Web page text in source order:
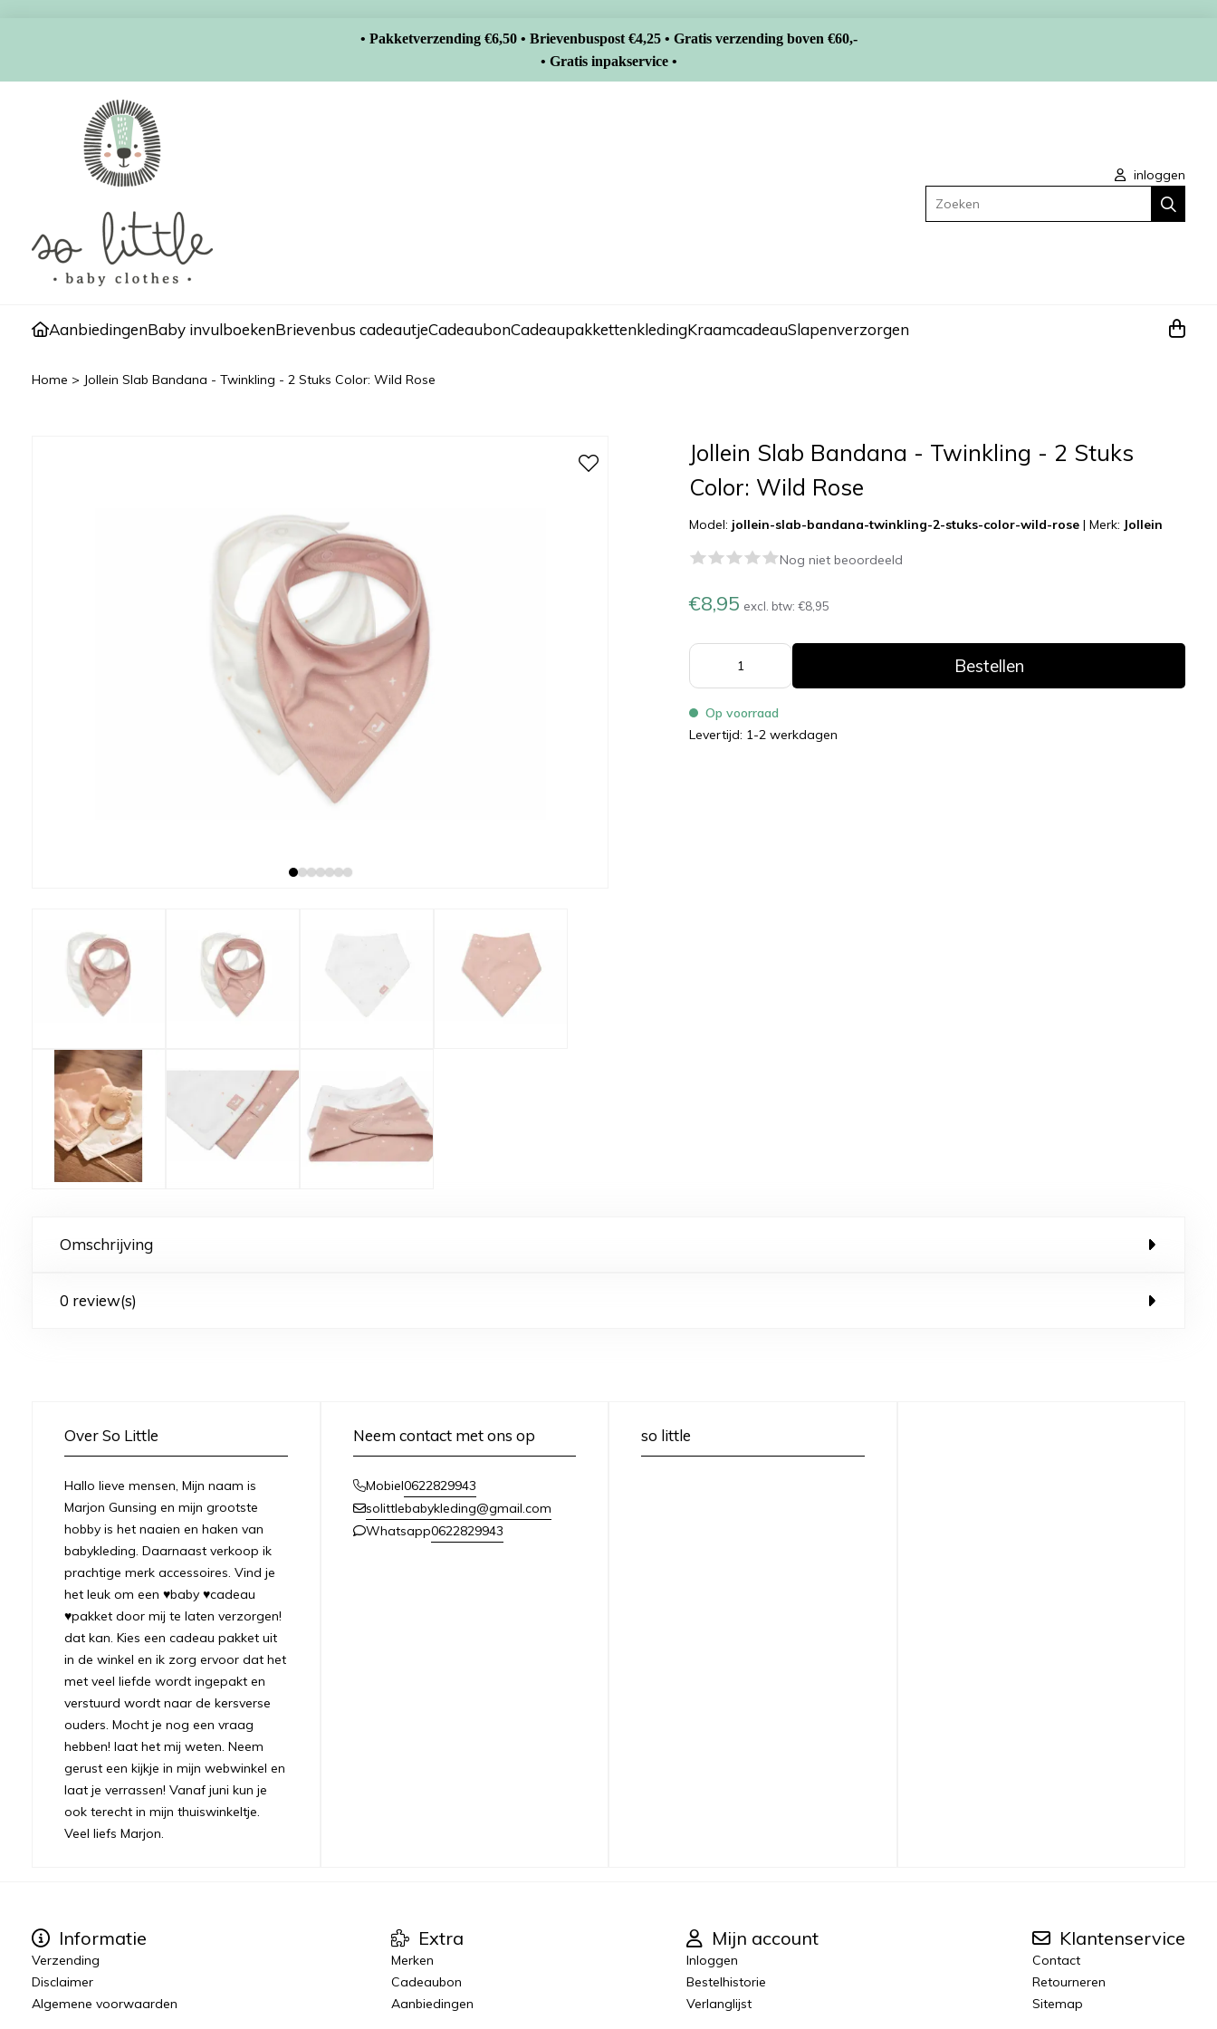
• Pakketverzending €6,50 • Brievenbuspost €4,25 • Gratis verzending boven €60,-
• Gratis inpakservice •
inloggen
Zoeken
AanbiedingenBaby invulboekenBrievenbus cadeautjeCadeaubonCadeaupakkettenkledingKraamcadeauSlapenverzorgen
Home > Jollein Slab Bandana - Twinkling - 2 Stuks Color: Wild Rose
Jollein Slab Bandana - Twinkling - 2 Stuks
Color: Wild Rose
Model: jollein-slab-bandana-twinkling-2-stuks-color-wild-rose |Merk: Jollein
Nog niet beoordeeld
€8,95 excl. btw:€8,95
Bestellen
Op voorraad
Levertijd: 1-2 werkdagen
Omschrijving
0 review(s)
Over So Little
Hallo lieve mensen, Mijn naam is
Marjon Gunsing en mijn grootste
hobby is het naaien en haken van
babykleding. Daarnaast verkoop ik
prachtige merk accessoires. Vind je
het leuk om een ♥baby ♥cadeau
♥pakket door mij te laten verzorgen!
dat kan. Kies een cadeau pakket uit
in de winkel en ik zorg ervoor dat het
met veel liefde wordt ingepakt en
verstuurd wordt naar de kersverse
ouders. Mocht je nog een vraag
hebben! laat het mij weten. Neem
gerust een kijkje in mijn webwinkel en
laat je verrassen! Vanaf juni kun je
ook terecht in mijn thuiswinkeltje.
Veel liefs Marjon.
Neem contact met ons op
Mobiel0622829943
solittlebabykleding@gmail.com
Whatsapp0622829943
so little
Informatie
Verzending
Disclaimer
Algemene voorwaarden
Extra
Merken
Cadeaubon
Aanbiedingen
Mijn account
Inloggen
Bestelhistorie
Verlanglijst
Klantenservice
Contact
Retourneren
Sitemap